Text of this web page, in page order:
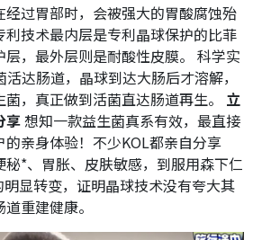
过胃部时，会被强大的胃酸腐蚀殆
技术最内层是专利晶球保护的比菲
，最外层则是耐酸性皮膜。 科学实
达肠道，晶球到达大肠后才溶解，
，真正做到活菌直达肠道再生。 立
享想知一款益生菌真系有效，最直接
亲身体验！不少KOL都亲自分享
*、胃胀、皮肤敏感，到服用森下仁
显转变，证明晶球技术没有夸大其
重建健康。